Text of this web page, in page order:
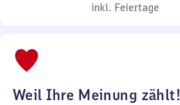
inkl. Feiertage
7
inkl. Feiertage
Weil Ihre Meinung zählt!